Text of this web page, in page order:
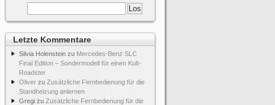
Letzte Kommentare
Silvia Holenstein zu Mercedes-Benz SLC
Final Edition – Sondermodell für einen Kult-
Roadster
Oliver zu Zusätzliche Fernbedienung für die
Standheizung anlernen
Gregi zu Zusätzliche Fernbedienung für die